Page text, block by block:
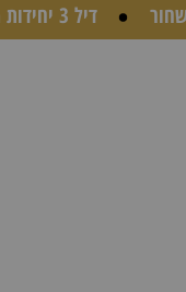
דיל 3 יחידות מגבות חד פעמיות Nish Man לייבוש שיער (300 מגבות)